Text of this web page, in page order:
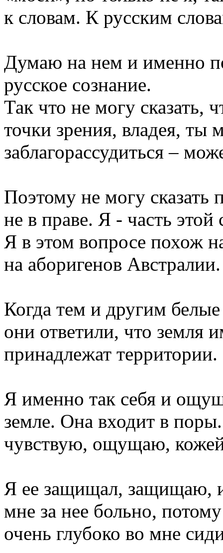
к словам. К русским
Думаю на нем и именно
русское сознание.
Так что не могу сказать,
точки зрения, владея, ты
заблагорассудиться –
Поэтому не могу сказать
не в праве. Я - часть этой
Я в этом вопросе похож
на аборигенов Австралии.
Когда тем и другим
они ответили, что земля
принадлежат территории.
Я именно так себя и
земле. Она входит в
чувствую, ощущаю,
Я ее защищал, защищаю,
мне за нее больно,
очень глубоко во мне